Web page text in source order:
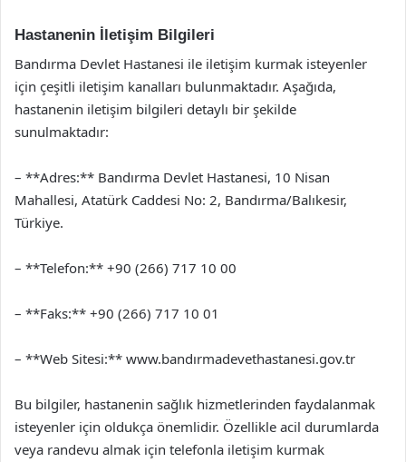
Hastanenin İletişim Bilgileri
Bandırma Devlet Hastanesi ile iletişim kurmak isteyenler
için çeşitli iletişim kanalları bulunmaktadır. Aşağıda,
hastanenin iletişim bilgileri detaylı bir şekilde
sunulmaktadır:
– **Adres:** Bandırma Devlet Hastanesi, 10 Nisan
Mahallesi, Atatürk Caddesi No: 2, Bandırma/Balıkesir,
Türkiye.
– **Telefon:** +90 (266) 717 10 00
– **Faks:** +90 (266) 717 10 01
– **Web Sitesi:** www.bandırmadevethastanesi.gov.tr
Bu bilgiler, hastanenin sağlık hizmetlerinden faydalanmak
isteyenler için oldukça önemlidir. Özellikle acil durumlarda
veya randevu almak için telefonla iletişim kurmak